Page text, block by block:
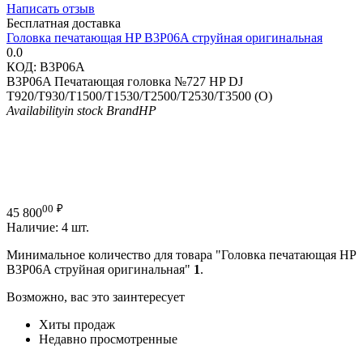
Написать отзыв
Бесплатная доставка
Головка печатающая HP B3P06A струйная оригинальная
0.0
КОД: B3P06A
B3P06A Печатающая головка №727 HP DJ
T920/T930/T1500/T1530/T2500/T2530/T3500 (O)
Availabilityin stock BrandHP
45 80000 ₽
Наличие: 4 шт.
Минимальное количество для товара "Головка печатающая HP
B3P06A струйная оригинальная" 1.
Возможно, вас это заинтересует
Хиты продаж
Недавно просмотренные